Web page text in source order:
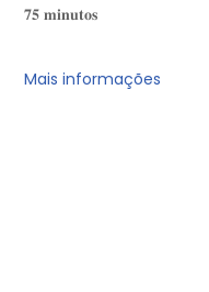
𝟕𝟓 𝐦𝐢𝐧𝐮𝐭𝐨𝐬
Mais informações